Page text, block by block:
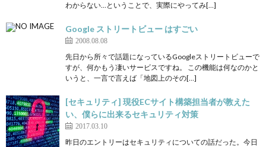
わからない…ということで、実際にやってみ[…]
Google ストリートビュー はすごい
2008.08.08
先日から所々で話題になっているGoogleストリートビューで
すが、何かもう凄いサービスですね。 この機能は何なのかと
いうと、一言で言えば「地図上のその[…]
[セキュリティ] 現役ECサイト構築担当者が教えた
い、僕らに出来るセキュリティ対策
2017.03.10
昨日のエントリーはセキュリティについての話だった。今日